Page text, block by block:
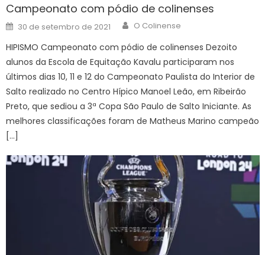
Campeonato com pódio de colinenses
Posted
on
30 de setembro de 2021 Author
O Colinense
HIPISMO Campeonato com pódio de colinenses Dezoito
alunos da Escola de Equitação Kavalu participaram nos
últimos dias 10, 11 e 12 do Campeonato Paulista do Interior de
Salto realizado no Centro Hípico Manoel Leão, em Ribeirão
Preto, que sediou a 3ª Copa São Paulo de Salto Iniciante. As
melhores classificações foram de Matheus Marino campeão
[…]